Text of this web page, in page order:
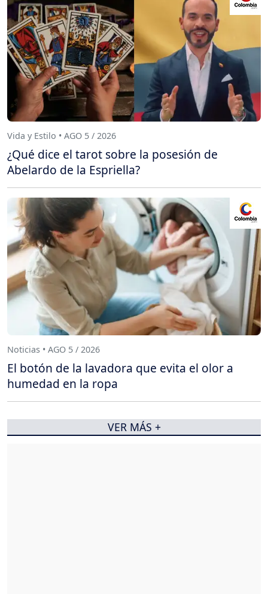
Vida y Estilo • AGO 5 / 2026
¿Qué dice el tarot sobre la posesión de
Abelardo de la Espriella?
Noticias • AGO 5 / 2026
El botón de la lavadora que evita el olor a
humedad en la ropa
VER MÁS +